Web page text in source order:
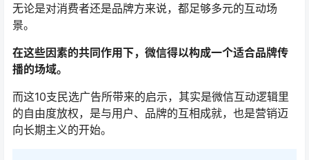
无论是对消费者还是品牌方来说，都足够多元的互动场
景。
在这些因素的共同作用下，微信得以构成一个适合品牌传
播的场域。
而这10支民选广告所带来的启示，其实是微信互动逻辑里
的自由度放权，是与用户、品牌的互相成就，也是营销迈
向长期主义的开始。